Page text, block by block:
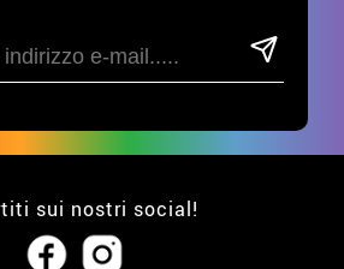
sui nostri social!